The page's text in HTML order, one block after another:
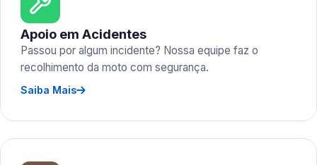
Apoio em Acidentes
Passou por algum incidente? Nossa equipe faz o
recolhimento da moto com segurança.
Saiba Mais